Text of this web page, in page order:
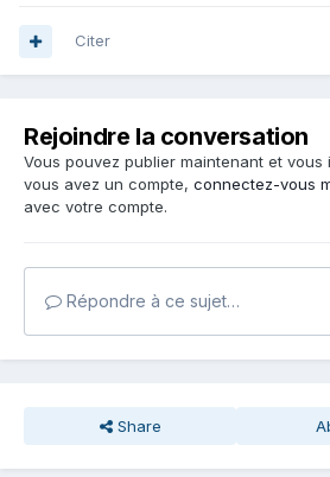
Citer
Rejoindre la conversation
Vous pouvez publier maintenant et vous
vous avez un compte, connectez-vous
avec votre compte.
Répondre à ce sujet…
Share